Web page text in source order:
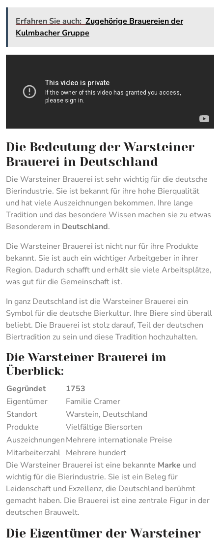
Erfahren Sie auch: Zugehörige Brauereien der
Kulmbacher Gruppe
Die Bedeutung der Warsteiner
Brauerei in Deutschland
Die Warsteiner Brauerei ist sehr wichtig für die deutsche
Bierindustrie. Sie ist bekannt für ihre hohe Bierqualität
und hat viele Auszeichnungen bekommen. Ihre lange
Tradition und das besondere Wissen machen sie zu etwas
Besonderem in Deutschland.
Die Warsteiner Brauerei ist nicht nur für ihre Produkte
bekannt. Sie ist auch ein wichtiger Arbeitgeber in ihrer
Region. Dadurch schafft und erhält sie viele Arbeitsplätze,
was gut für die Gemeinschaft ist.
In ganz Deutschland ist die Warsteiner Brauerei ein
Symbol für die deutsche Bierkultur. Ihre Biere sind überall
beliebt. Die Brauerei ist stolz darauf, Teil der deutschen
Biertradition zu sein und diese Tradition hochzuhalten.
Die Warsteiner Brauerei im
Überblick:
Gegründet
1753
Eigentümer
Familie Cramer
Standort
Warstein, Deutschland
Produkte
Vielfältige Biersorten
AuszeichnungenMehrere internationale Preise
Mitarbeiterzahl Mehrere hundert
Die Warsteiner Brauerei ist eine bekannte Marke und
wichtig für die Bierindustrie. Sie ist ein Beleg für
Leidenschaft und Exzellenz, die Deutschland berühmt
gemacht haben. Die Brauerei ist eine zentrale Figur in der
deutschen Brauwelt.
Die Eigentümer der Warsteiner